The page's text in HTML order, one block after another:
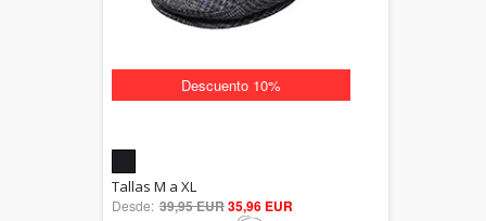
Descuento 10%
out of 5
Tallas M a XL
Desde: 39,95 EUR35,96 EUR